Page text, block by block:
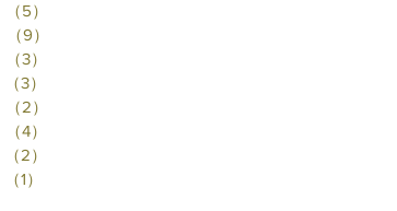
（5）
（9）
（3）
（3）
（2）
（4）
（2）
（1）